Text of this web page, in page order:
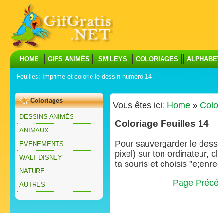
HOME GIFS ANIMÉS SMILEYS COLORIAGES
Feuilles: Imprime et colorie le dessin numéro 14
Coloriages
DESSINS ANIMÉS
ANIMAUX
EVENEMENTS
WALT DISNEY
NATURE
AUTRES
Vous êtes ici: Home »
Coloriage Feuilles 14
Pour sauvergarder le
pixel) sur ton ordinateur,
ta souris et choisis
Page